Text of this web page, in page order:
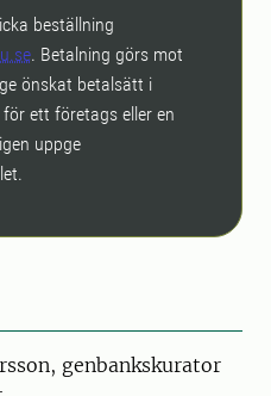
beställning
. Betalning görs mot
önskat betalsätt i
ett företags eller en
uppge
genbankskurator